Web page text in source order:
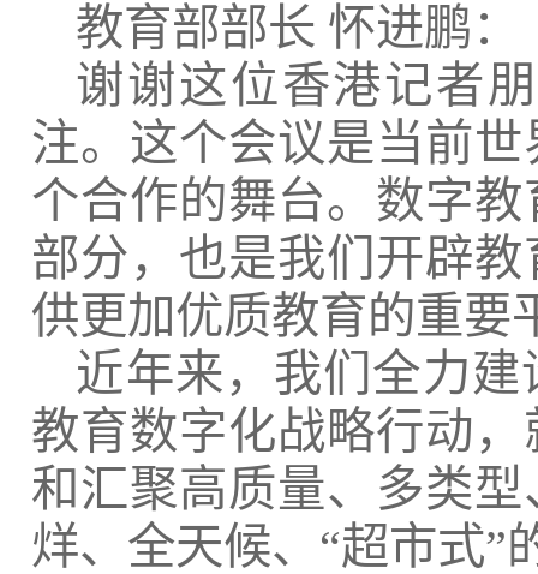
教育部部长 怀进鹏：
谢谢这位香港记者
注。这个会议是当前
个合作的舞台。数字
部分，也是我们开辟
供更加优质教育的重要
近年来，我们全力
教育数字化战略行动
和汇聚高质量、多类
烊、全天候、 “超市式”